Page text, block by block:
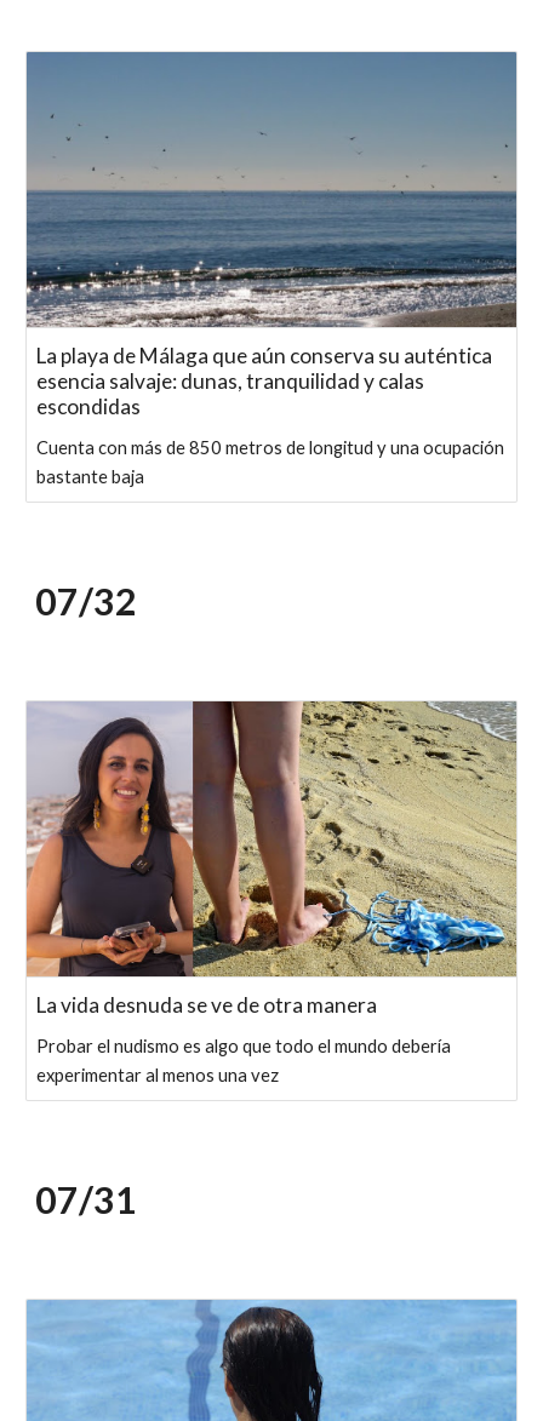
La playa de Málaga que aún conserva su auténtica
esencia salvaje: dunas, tranquilidad y calas
escondidas
Cuenta con más de 850 metros de longitud y una ocupación
bastante baja
07/32
La vida desnuda se ve de otra manera
Probar el nudismo es algo que todo el mundo debería
experimentar al menos una vez
07/31